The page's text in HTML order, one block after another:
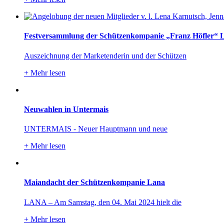
Festversammlung der Schützenkompanie „Franz Höfler“
Auszeichnung der Marketenderin und der Schützen
+ Mehr lesen
Neuwahlen in Untermais
UNTERMAIS - Neuer Hauptmann und neue
+ Mehr lesen
Maiandacht der Schützenkompanie Lana
LANA – Am Samstag, den 04. Mai 2024 hielt die
+ Mehr lesen